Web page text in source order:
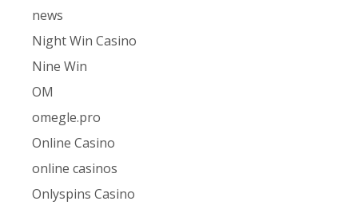
news
Night Win Casino
Nine Win
OM
omegle.pro
Online Casino
online casinos
Onlyspins Casino